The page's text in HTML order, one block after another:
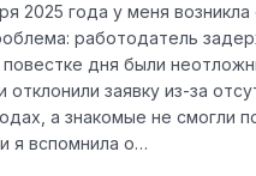
2025 года у меня возникла
работодатель
повестке дня были
отклонили заявку из-за
а знакомые не смогли
я вспомнила о…